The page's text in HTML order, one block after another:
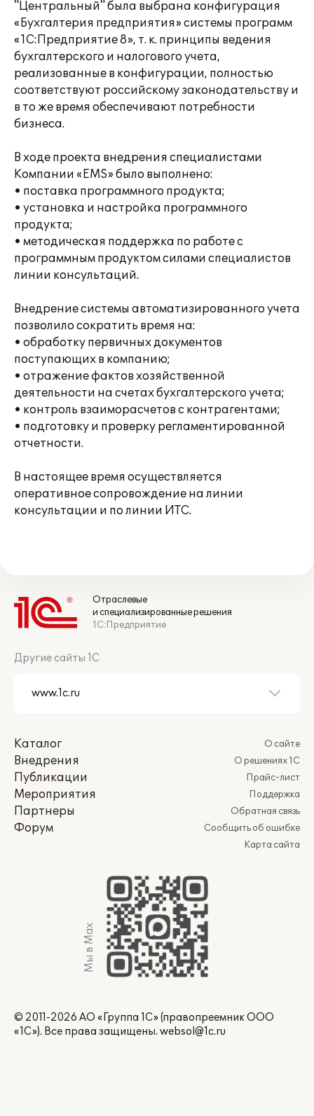
"Центральный" была выбрана конфигурация
«Бухгалтерия предприятия» системы программ
«1С:Предприятие 8», т. к. принципы ведения
бухгалтерского и налогового учета,
реализованные в конфигурации, полностью
соответствуют российскому законодательству и
в то же время обеспечивают потребности
бизнеса.
В ходе проекта внедрения специалистами
Компании «EMS» было выполнено:
• поставка программного продукта;
• установка и настройка программного
продукта;
• методическая поддержка по работе с
программным продуктом силами специалистов
линии консультаций.
Внедрение системы автоматизированного учета
позволило сократить время на:
• обработку первичных документов
поступающих в компанию;
• отражение фактов хозяйственной
деятельности на счетах бухгалтерского учета;
• контроль взаиморасчетов с контрагентами;
• подготовку и проверку регламентированной
отчетности.
В настоящее время осуществляется
оперативное сопровождение на линии
консультации и по линии ИТС.
Отраслевые
и специализированные решения
1С:Предприятие
Другие сайты 1С
Каталог
Внедрения
Публикации
Мероприятия
Партнеры
Форум
О сайте
О решениях 1С
Прайс-лист
Поддержка
Обратная связь
Сообщить об ошибке
Карта сайта
Мы в Max
© 2011-2026 АО «Группа 1С» (правопреемник ООО
«1С»). Все права защищены. websol@1c.ru